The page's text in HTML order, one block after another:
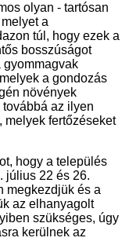
olyan - tartósan
a
túl, hogy ezek a
bosszúságot
gyommagvak
a gondozás
növények
az ilyen
melyek fertőzéseket
hogy a település
július 22 és 26.
megkezdjük és a
az elhanyagolt
szükséges, úgy
kerülnek az